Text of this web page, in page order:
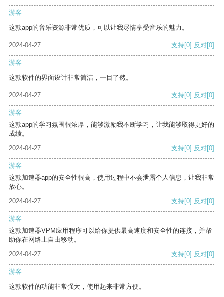
游客
这款app的音乐资源非常优质，可以让我尽情享受音乐的魅力。
2024-04-27 支持[0] 反对[0]
游客
这款软件的界面设计非常简洁，一目了然。
2024-04-27 支持[0] 反对[0]
游客
这款app的学习氛围很浓厚，能够激励我不断学习，让我能够取得更好的
成绩。
2024-04-27
支持[0] 反对[0]
游客
这款加速器app的安全性很高，使用过程中不会泄露个人信息，让我非常
放心。
2024-04-27
支持[0] 反对[0]
游客
这款加速器VPM应用程序可以给你提供最高速度和安全性的连接，并帮
助你在网络上自由移动。
2024-04-27
支持[0] 反对[0]
游客
这款软件的功能非常强大，使用起来非常方便。